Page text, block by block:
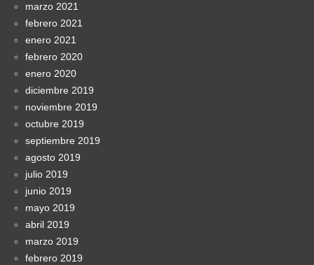
marzo 2021
febrero 2021
enero 2021
febrero 2020
enero 2020
diciembre 2019
noviembre 2019
octubre 2019
septiembre 2019
agosto 2019
julio 2019
junio 2019
mayo 2019
abril 2019
marzo 2019
febrero 2019